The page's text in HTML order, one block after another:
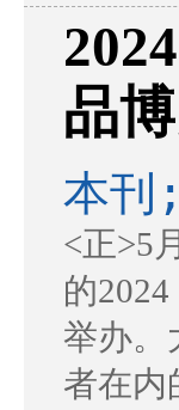
品
本刊;
<正>5
的
举办。
者在内